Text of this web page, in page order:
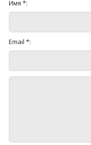
Имя *:
Email *: